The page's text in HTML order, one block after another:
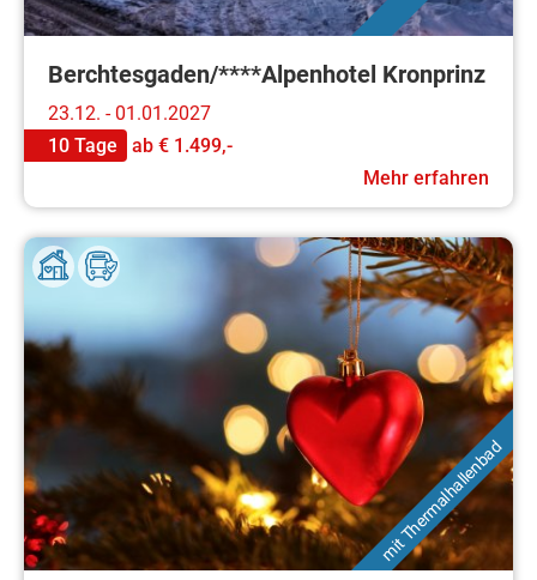
Berchtesgaden/****Alpenhotel Kronprinz
23.12. - 01.01.2027
10 Tage
ab € 1.499,-
Mehr erfahren
mit Thermalhallenbad